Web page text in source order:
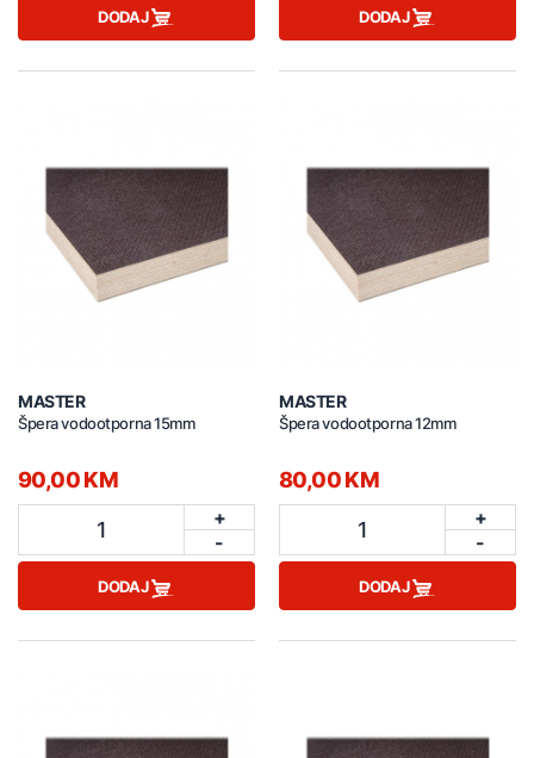
DODAJ DODAJ
MASTER
Špera vodootporna 15mm
90,00 KM
1
+
-
DODAJ
MASTER
Špera vodootporna 12mm
80,00 KM
1
+
-
DODAJ